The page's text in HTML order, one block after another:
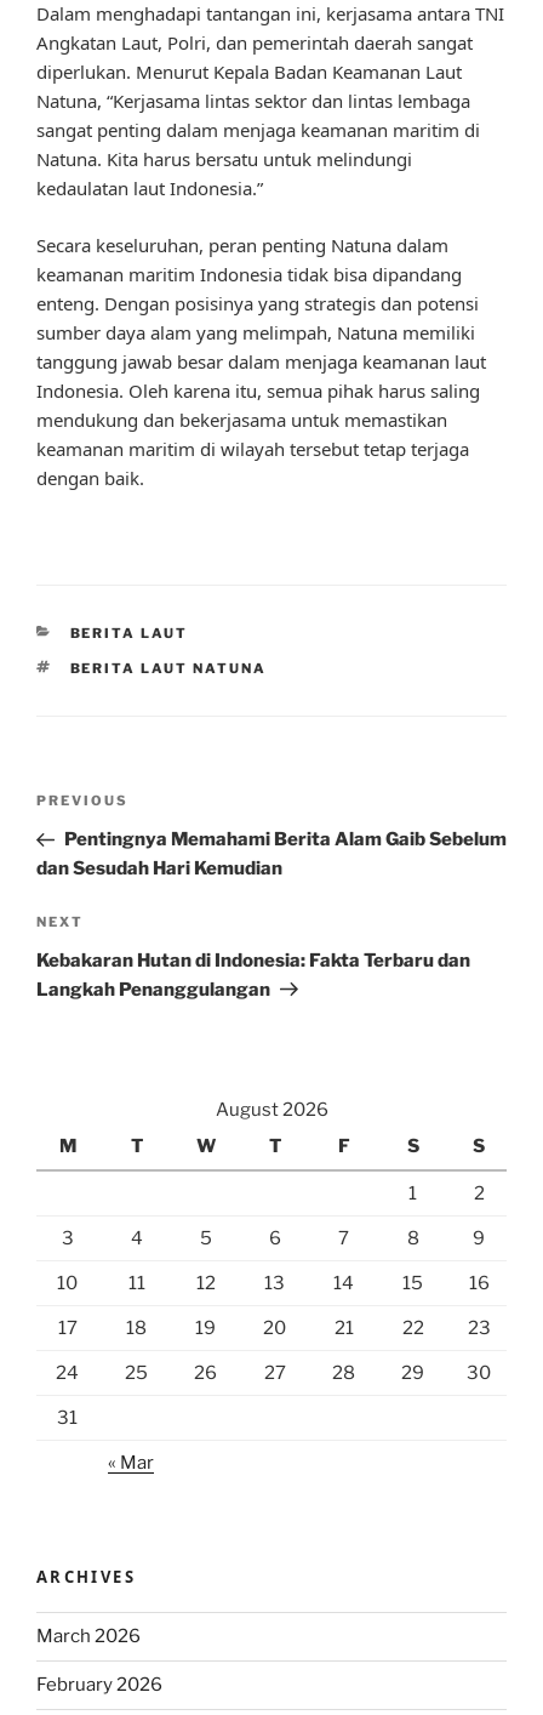
Dalam menghadapi tantangan ini, kerjasama antara TNI
Angkatan Laut, Polri, dan pemerintah daerah sangat
diperlukan. Menurut Kepala Badan Keamanan Laut
Natuna, “Kerjasama lintas sektor dan lintas lembaga
sangat penting dalam menjaga keamanan maritim di
Natuna. Kita harus bersatu untuk melindungi
kedaulatan laut Indonesia.”
Secara keseluruhan, peran penting Natuna dalam
keamanan maritim Indonesia tidak bisa dipandang
enteng. Dengan posisinya yang strategis dan potensi
sumber daya alam yang melimpah, Natuna memiliki
tanggung jawab besar dalam menjaga keamanan laut
Indonesia. Oleh karena itu, semua pihak harus saling
mendukung dan bekerjasama untuk memastikan
keamanan maritim di wilayah tersebut tetap terjaga
dengan baik.
CATEGORIES
BERITA LAUT
TAGS
BERITA LAUT NATUNA
Previous
Post
PREVIOUS
Pentingnya Memahami Berita Alam Gaib Sebelum
dan Sesudah Hari Kemudian
Next
Post
NEXT
Kebakaran Hutan di Indonesia: Fakta Terbaru dan
Langkah Penanggulangan
August 2026
M
T W T F S S
1 2
3 4 5 6 7 8 9
10 11 12 13 14 15 16
17 18 19 20 21 22 23
24 25 26 27 28 29 30
31
« Mar
ARCHIVES
March 2026
February 2026